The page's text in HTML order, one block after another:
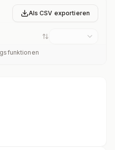
Als CSV exportieren